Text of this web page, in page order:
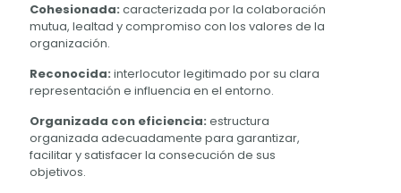
Cohesionada: caracterizada por la colaboración
mutua, lealtad y compromiso con los valores de la
organización.
Reconocida: interlocutor legitimado por su clara
representación e influencia en el entorno.
Organizada con eficiencia: estructura
organizada adecuadamente para garantizar,
facilitar y satisfacer la consecución de sus
objetivos.